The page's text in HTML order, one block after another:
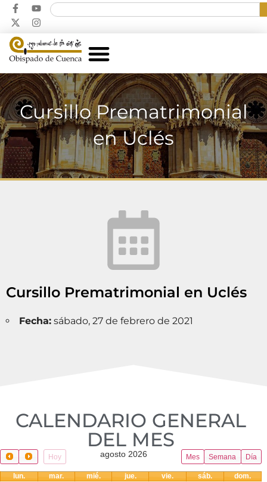
Cursillo Prematrimonial
en Uclés
Cursillo Prematrimonial en Uclés
Fecha: sábado, 27 de febrero de 2021
CALENDARIO GENERAL
DEL MES​
Hoy Mes Semana Día
agosto 2026
lun. mar. mié. jue. vie. sáb.
dom.